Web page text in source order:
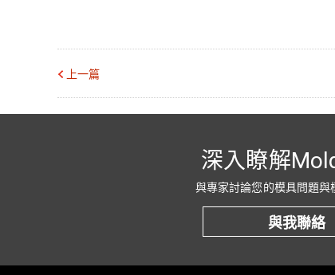
上一篇
深入瞭解
與專家討論您的模具問題與
與我聯絡